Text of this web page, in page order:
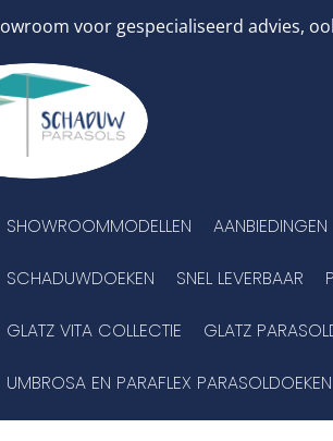
voor gespecialiseerd advies,
SHOWROOMMODELLEN AANBIEDINGEN
SCHADUWDOEKEN SNEL LEVERBAAR
GLATZ VITA COLLECTIE GLATZ
UMBROSA EN PARAFLEX PARASOLDOEKEN